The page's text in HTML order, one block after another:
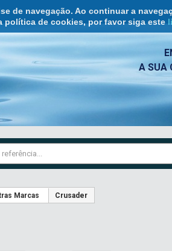
de navegação. Ao continuar a
política de cookies, por favor siga este
A SUA
Marcas Crusader